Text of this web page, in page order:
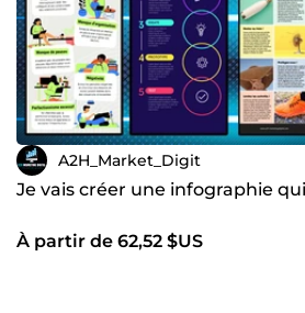
A2H_Market_Digit
Je vais créer une infographie
À partir de 62,52 $US